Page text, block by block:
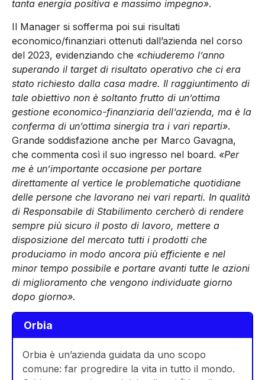
tanta energia positiva e massimo impegno».
Il Manager si sofferma poi sui risultati
economico/finanziari ottenuti dall’azienda nel corso
del 2023, evidenziando che «chiuderemo l’anno
superando il target di risultato operativo che ci era
stato richiesto dalla casa madre. Il raggiuntimento di
tale obiettivo non è soltanto frutto di un’ottima
gestione economico-finanziaria dell’azienda, ma è la
conferma di un’ottima sinergia tra i vari reparti».
Grande soddisfazione anche per Marco Gavagna,
che commenta così il suo ingresso nel board. «Per
me è un’importante occasione per portare
direttamente al vertice le problematiche quotidiane
delle persone che lavorano nei vari reparti. In qualità
di Responsabile di Stabilimento cercherò di rendere
sempre più sicuro il posto di lavoro, mettere a
disposizione del mercato tutti i prodotti che
produciamo in modo ancora più efficiente e nel
minor tempo possibile e portare avanti tutte le azioni
di miglioramento che vengono individuate giorno
dopo giorno».
Orbia
Orbia è un’azienda guidata da uno scopo
comune: far progredire la vita in tutto il mondo.